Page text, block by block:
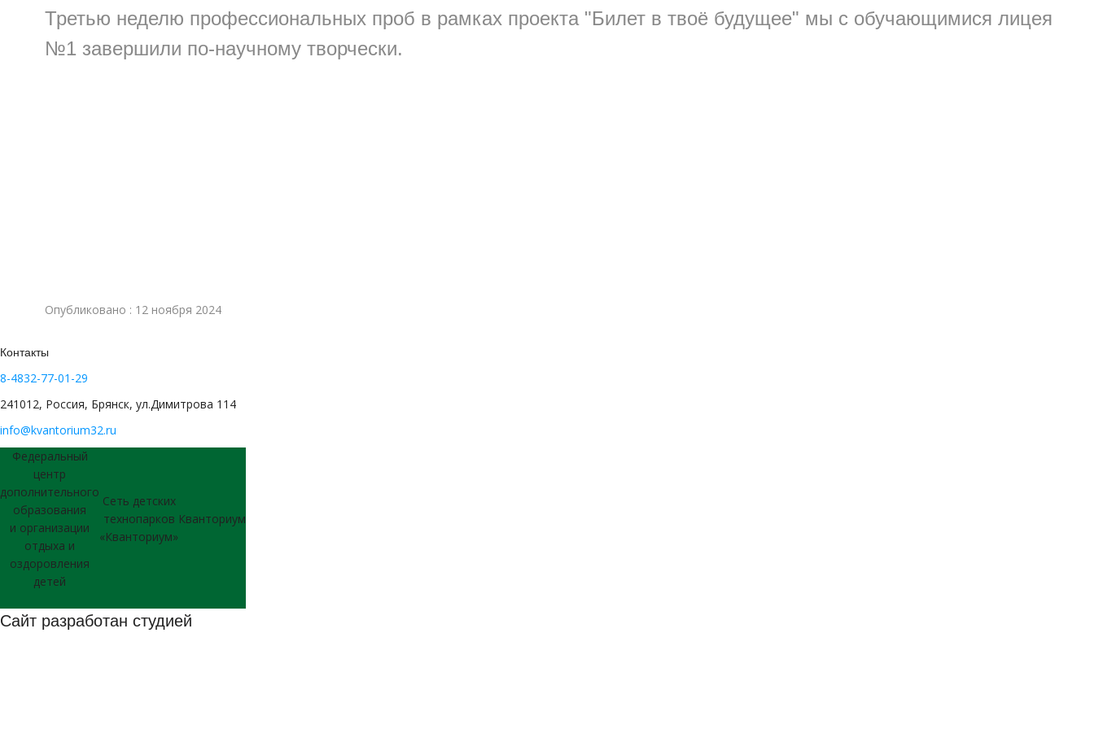
Третью неделю профессиональных проб в рамках проекта "Билет в твоё будущее" мы с обучающимися лицея
№1 завершили по-научному творчески.
Опубликовано : 12 ноября 2024
Контакты
8-4832-77-01-29
241012, Россия, Брянск, ул.Димитрова 114
info@kvantorium32.ru
Федеральный
центр
дополнительного
образования
и организации
отдыха и
оздоровления
детей
Сеть детских
технопарков
«Кванториум»
Кванториум
Сайт разработан студией